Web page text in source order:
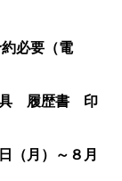
必要（電
歴書 印
月）～８月